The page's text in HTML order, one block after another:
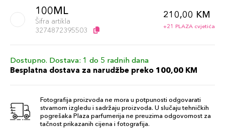
100ML
Šifra artikla
3274872395503
210,00 KM
+21 PLAZA cvjetića
Dostupno. Dostava: 1 do 5 radnih dana
Besplatna dostava za narudžbe preko 100,00 KM
Fotografija proizvoda ne mora u potpunosti odgovarati
stvarnom izgledu i sadržaju proizvoda. U slučaju tehničkih
pogrešaka Plaza parfumerija ne preuzima odgovornost za
tačnost prikazanih cijena i fotografija.